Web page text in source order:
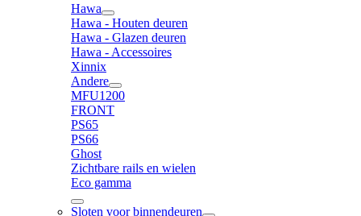
Hawa
Hawa - Houten deuren
Hawa - Glazen deuren
Hawa - Accessoires
Xinnix
Andere
MFU1200
FRONT
PS65
PS66
Ghost
Zichtbare rails en wielen
Eco gamma
Sloten voor binnendeuren